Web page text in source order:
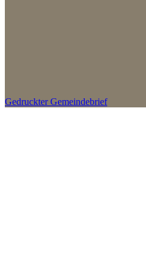
Gedruckter Gemeindebrief